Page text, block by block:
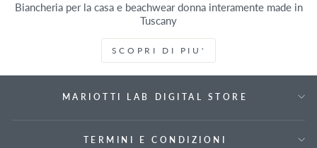
Biancheria per la casa e beachwear donna interamente made in
Tuscany
SCOPRI DI PIU'
MARIOTTI LAB DIGITAL STORE
TERMINI E CONDIZIONI